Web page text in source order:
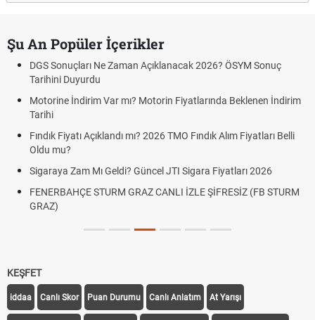
Şu An Popüler İçerikler
DGS Sonuçları Ne Zaman Açıklanacak 2026? ÖSYM Sonuç
Tarihini Duyurdu
Motorine İndirim Var mı? Motorin Fiyatlarında Beklenen İndirim
Tarihi
Fındık Fiyatı Açıklandı mı? 2026 TMO Fındık Alım Fiyatları Belli
Oldu mu?
Sigaraya Zam Mı Geldi? Güncel JTI Sigara Fiyatları 2026
FENERBAHÇE STURM GRAZ CANLI İZLE ŞİFRESİZ (FB STURM
GRAZ)
KEŞFET
iddaa Canlı Skor Puan Durumu Canlı Anlatım At Yarışı